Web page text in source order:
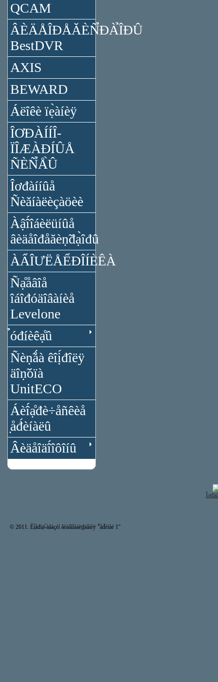
QCAM
ÂÈÄÅÎĐÅĂÈÑ̉ĐÀ̉ÎĐÛ
BestDVR
AXIS
BEWARD
Áëîêè ïẹ̀àíèÿ
ÎƠĐÀÍÍÎ-
ÏÎÆÀĐÍÛÅ
ÑÈÑ̉Å̀Û
Îơđàííûå
Ñèăíàëèçàöèè
Àậî́îáèëüíûå
âèäåîđåăèṇ̃đạ̀îđû
ÀẨÎƯËÅỂĐÎÍÈÊÀ
Ñạ̊åâîå
îáîđóäîâàíèå
Levelone
̉óđíèêạ̊û
Ñèṇ̃ǻà êîị́đîëÿ
äîṇ̃óïà
UnitECO
Áèî́ạ̊đè÷åñêèå
̣åđ́èíàëû
Âèäåîäî́îôîíû
© 2011. Èị́åđíạ̊-́àăàçèí âèäåîíàáë₫äåíèÿ "̉åđ́èíàë 1"